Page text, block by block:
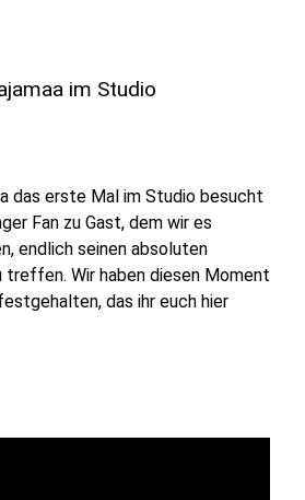
im Studio
das erste Mal im Studio besucht
Fan zu Gast, dem wir es
endlich seinen absoluten
treffen. Wir haben diesen Moment
das ihr euch hier